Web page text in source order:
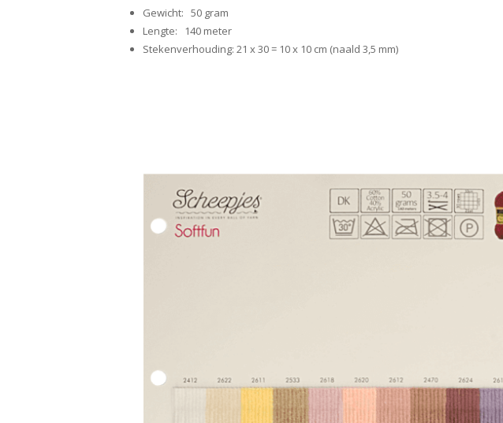
Gewicht: 50 gram
Lengte: 140 meter
Stekenverhouding: 21 x 30 = 10 x 10 cm (naald 3,5 mm)